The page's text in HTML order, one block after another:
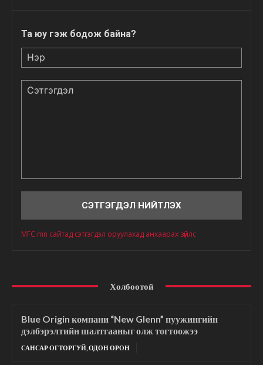
Та юу гэж бодож байна?
MFC.mn сайтад сэтгэгдэл оруулахад анхаарах зүйлс
Холбоотой
Blue Origin компани “New Glenn” пуужингийн
дэлбэрэлтийн шалтгааныг олж тогтоожээ
САНСАР ОГТОРГУЙ, ОДОН ОРОН